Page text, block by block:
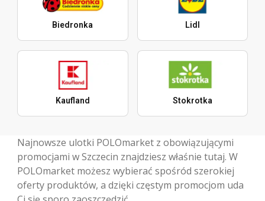
Biedronka Lidl
Kaufland Stokrotka
Najnowsze ulotki POLOmarket z obowiązującymi
promocjami w Szczecin znajdziesz właśnie tutaj. W
POLOmarket możesz wybierać spośród szerokiej
oferty produktów, a dzięki częstym promocjom uda